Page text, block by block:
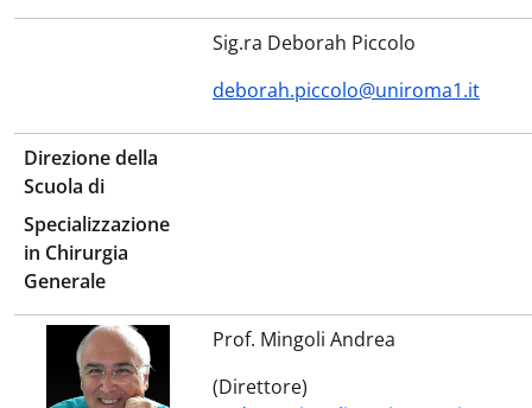
Sig.ra Deborah Piccolo
deborah.piccolo@uniroma1.it
Direzione della
Scuola di
Specializzazione
in Chirurgia
Generale
Prof. Mingoli Andrea
(Direttore)